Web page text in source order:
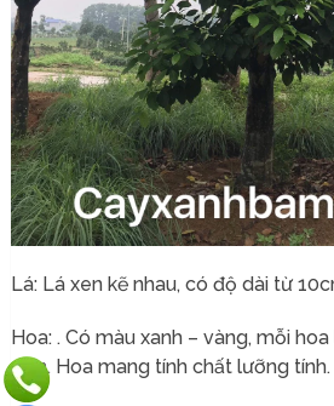
Lá: Lá xen kẽ nhau, có độ dài từ
Hoa: . Có màu xanh – vàng, mỗi
mm. Hoa mang tính chất lưỡng tính.